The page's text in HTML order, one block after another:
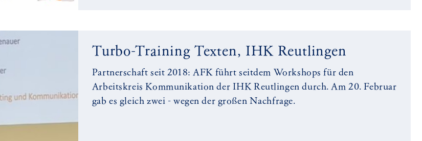
Turbo-Training Texten, IHK Reutlingen
Partnerschaft seit 2018: AFK führt seitdem Workshops für den
Arbeitskreis Kommunikation der IHK Reutlingen durch. Am 20. Februar
gab es gleich zwei - wegen der großen Nachfrage.